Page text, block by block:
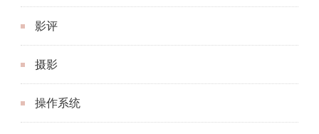
影评
摄影
操作系统